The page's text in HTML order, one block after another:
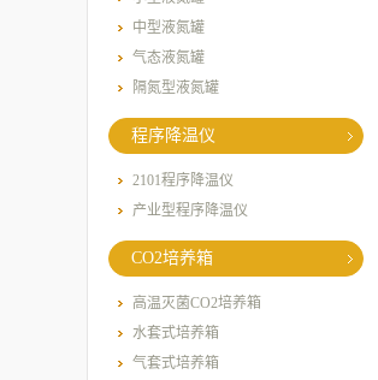
中型液氮罐
气态液氮罐
隔氮型液氮罐
程序降温仪
2101程序降温仪
产业型程序降温仪
CO2培养箱
高温灭菌CO2培养箱
水套式培养箱
气套式培养箱